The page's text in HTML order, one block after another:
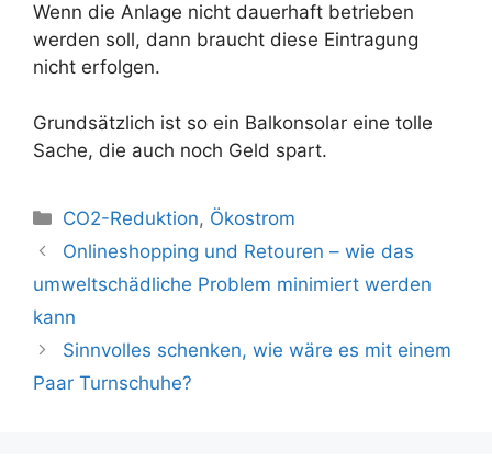
Wenn die Anlage nicht dauerhaft betrieben
werden soll, dann braucht diese Eintragung
nicht erfolgen.
Grundsätzlich ist so ein Balkonsolar eine tolle
Sache, die auch noch Geld spart.
Kategorien
CO2-Reduktion, Ökostrom
Beitrags-
Navigation
Onlineshopping und Retouren – wie das
umweltschädliche Problem minimiert werden
kann
Sinnvolles schenken, wie wäre es mit einem
Paar Turnschuhe?